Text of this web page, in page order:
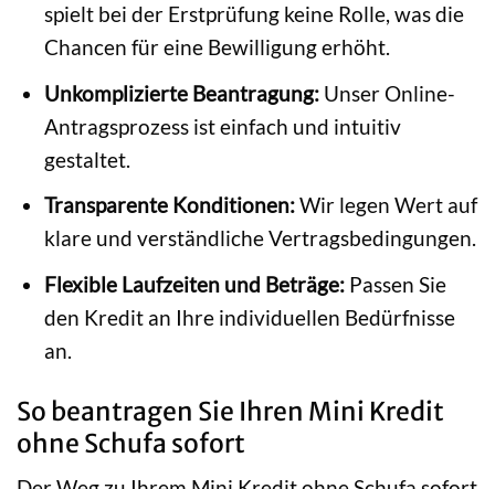
spielt bei der Erstprüfung keine Rolle, was die
Chancen für eine Bewilligung erhöht.
Unkomplizierte Beantragung:Unser Online-
Antragsprozess ist einfach und intuitiv
gestaltet.
Transparente Konditionen:Wir legen Wert auf
klare und verständliche Vertragsbedingungen.
Flexible Laufzeiten und Beträge:Passen Sie
den Kredit an Ihre individuellen Bedürfnisse
an.
So beantragen Sie Ihren Mini Kredit
ohne Schufa sofort